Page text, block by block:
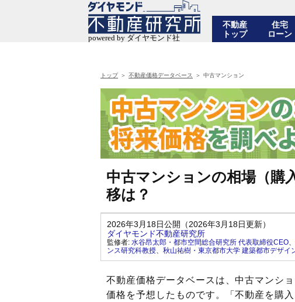
不動産
トップ
住宅
ローン
トップ 不動産価格データベース 中古マンション
中古マンションの相場（購
移は？
2026年3月18日公開（2026年3月18日更新）
ダイヤモンド不動産研究所
監修者: 水谷昂太郎・都市空間総合研究所 代表取締役CEO、
ンス研究科教授、 秋山祐樹・東京都市大学 建築都市デザイ
不動産価格データベースは、中古マンシ
価格を予想したものです。「不動産を購